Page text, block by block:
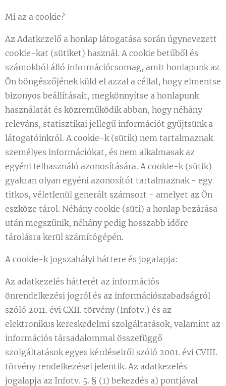
Mi az a cookie?
Az Adatkezelő a honlap látogatása során úgynevezett
cookie-kat (sütiket) használ. A cookie betűből és
számokból álló információcsomag, amit honlapunk az
Ön böngészőjének küld el azzal a céllal, hogy elmentse
bizonyos beállításait, megkönnyítse a honlapunk
használatát és közreműködik abban, hogy néhány
releváns, statisztikai jellegű információt gyűjtsünk a
látogatóinkról. A cookie-k (sütik) nem tartalmaznak
személyes információkat, és nem alkalmasak az
egyéni felhasználó azonosítására. A cookie-k (sütik)
gyakran olyan egyéni azonosítót tartalmaznak - egy
titkos, véletlenül generált számsort - amelyet az Ön
eszköze tárol. Néhány cookie (süti) a honlap bezárása
után megszűnik, néhány pedig hosszabb időre
tárolásra kerül számítógépén.
A cookie-k jogszabályi háttere és jogalapja:
Az adatkezelés hátterét az információs
önrendelkezési jogról és az információszabadságról
szóló 2011. évi CXII. törvény (Infotv.) és az
elektronikus kereskedelmi szolgáltatások, valamint az
információs társadalommal összefüggő
szolgáltatások egyes kérdéseiről szóló 2001. évi CVIII.
törvény rendelkezései jelentik. Az adatkezelés
jogalapja az Infotv. 5. § (1) bekezdés a) pontjával